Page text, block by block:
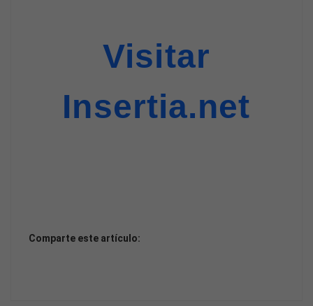
Visitar
Insertia.net
Comparte este artículo: